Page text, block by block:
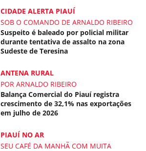
CIDADE ALERTA PIAUÍ
SOB O COMANDO DE ARNALDO RIBEIRO
Suspeito é baleado por policial militar
durante tentativa de assalto na zona
Sudeste de Teresina
ANTENA RURAL
POR ARNALDO RIBEIRO
Balança Comercial do Piauí registra
crescimento de 32,1% nas exportações
em julho de 2026
PIAUÍ NO AR
SEU CAFÉ DA MANHÃ COM MUITA